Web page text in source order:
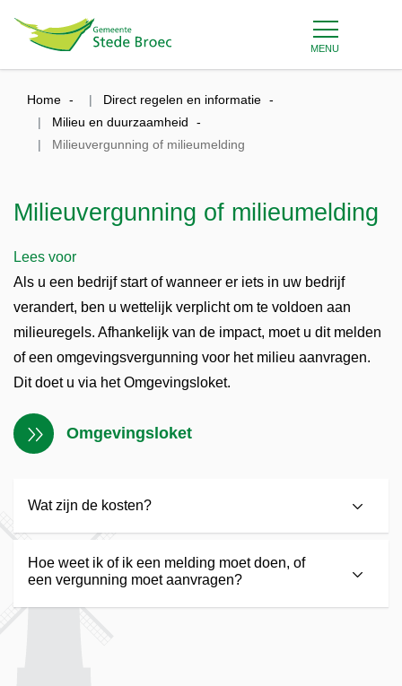
MENU
Home
Direct regelen en informatie
Milieu en duurzaamheid
Milieuvergunning of milieumelding
Milieuvergunning of milieumelding
Lees voor
Als u een bedrijf start of wanneer er iets in uw bedrijf
verandert, ben u wettelijk verplicht om te voldoen aan
milieuregels. Afhankelijk van de impact, moet u dit melden
of een omgevingsvergunning voor het milieu aanvragen.
Dit doet u via het Omgevingsloket.
Omgevingsloket
Wat zijn de kosten?
Hoe weet ik of ik een melding moet doen, of
een vergunning moet aanvragen?